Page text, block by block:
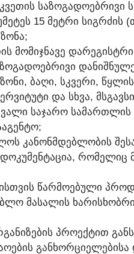
ᲡᲐᲖᲝᲒᲐᲓᲝᲔᲑᲠᲘᲕᲘ
15 ᲛᲔᲢᲠᲘ ᲡᲘᲒᲠᲫᲘᲡ
ᲛᲝᲛᲘᲯᲜᲐᲕᲔ
ᲑᲐᲦᲘ, ᲡᲙᲕᲔᲠᲘ,
ᲓᲐ ᲡᲮᲕᲐ,
ᲡᲐᲯᲐᲠᲝ
ᲙᲐᲜᲝᲜᲛᲓᲔᲑᲚᲝᲑᲘᲡ
ᲠᲝᲛᲔᲚᲘᲪ
ᲬᲐᲠᲛᲝᲔᲑᲣᲚᲘ
ᲛᲐᲡᲐᲚᲘᲡ
ᲞᲠᲝᲔᲥᲢᲘᲗ
ᲒᲐᲜᲮᲝᲠᲪᲘᲔᲚᲔᲑᲘᲡᲐ